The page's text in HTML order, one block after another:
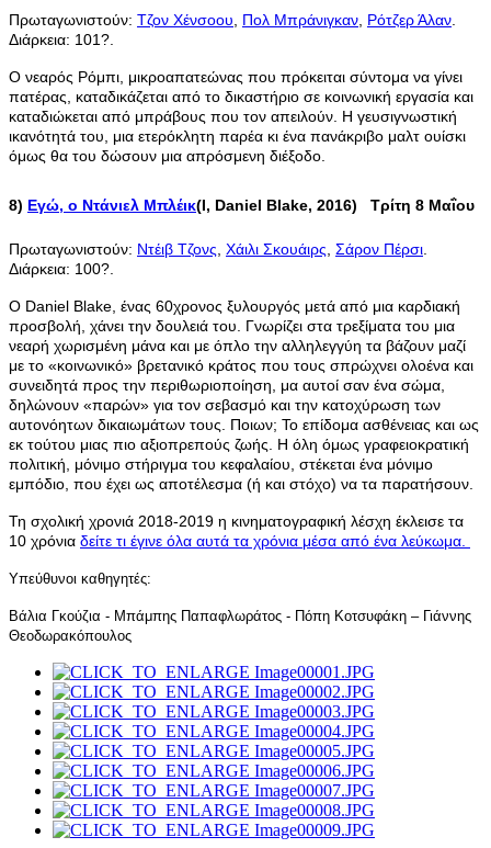
Πρωταγωνιστούν: Τζον Χένσοου, Πολ Μπράνιγκαν, Ρότζερ Άλαν.
Διάρκεια: 101?.
Ο νεαρός Ρόμπι, μικροαπατεώνας που πρόκειται σύντομα να γίνει
πατέρας, καταδικάζεται από το δικαστήριο σε κοινωνική εργασία και
καταδιώκεται από μπράβους που τον απειλούν. Η γευσιγνωστική
ικανότητά του, μια ετερόκλητη παρέα κι ένα πανάκριβο μαλτ ουίσκι
όμως θα του δώσουν μια απρόσμενη διέξοδο.
8) Εγώ, ο Ντάνιελ Μπλέικ(I, Daniel Blake, 2016) Τρίτη 8 Μαΐου
Πρωταγωνιστούν: Ντέιβ Τζονς, Χάιλι Σκουάιρς, Σάρον Πέρσι.
Διάρκεια: 100?.
Ο Daniel Blake, ένας 60χρονος ξυλουργός μετά από μια καρδιακή
προσβολή, χάνει την δουλειά του. Γνωρίζει στα τρεξίματα του μια
νεαρή χωρισμένη μάνα και με όπλο την αλληλεγγύη τα βάζουν μαζί
με το «κοινωνικό» βρετανικό κράτος που τους σπρώχνει ολοένα και
συνειδητά προς την περιθωριοποίηση, μα αυτοί σαν ένα σώμα,
δηλώνουν «παρών» για τον σεβασμό και την κατοχύρωση των
αυτονόητων δικαιωμάτων τους. Ποιων; Το επίδομα ασθένειας και ως
εκ τούτου μιας πιο αξιοπρεπούς ζωής. Η όλη όμως γραφειοκρατική
πολιτική, μόνιμο στήριγμα του κεφαλαίου, στέκεται ένα μόνιμο
εμπόδιο, που έχει ως αποτέλεσμα (ή και στόχο) να τα παρατήσουν.
Τη σχολική χρονιά 2018-2019 η κινηματογραφική λέσχη έκλεισε τα
10 χρόνια δείτε τι έγινε όλα αυτά τα χρόνια μέσα από ένα λεύκωμα.
Υπεύθυνοι καθηγητές:
Βάλια Γκούζια - Μπάμπης Παπαφλωράτος - Πόπη Κοτσυφάκη – Γιάννης
Θεοδωρακόπουλος